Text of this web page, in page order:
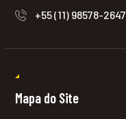
+55 (11) 98578-2647
Mapa do Site